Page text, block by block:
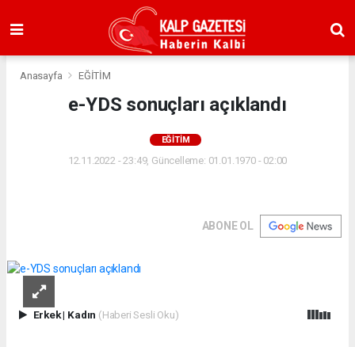
Anasayfa EĞİTİM
e-YDS sonuçları açıklandı
EĞİTİM
12.11.2022 - 23:49, Güncelleme: 01.01.1970 - 02:00
ABONE OL
Erkek| Kadın (Haberi Sesli Oku)